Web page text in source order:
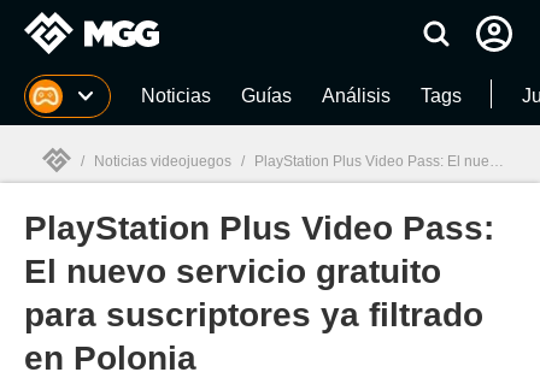
MGG Noticias Guías Análisis Tags
MGG
/ Noticias videojuegos / PlayStation Plus Video Pass: El nuevo servicio gratuito para suscriptores ya filtrado en Polonia
PlayStation Plus Video Pass:
El nuevo servicio gratuito
para suscriptores ya filtrado
en Polonia